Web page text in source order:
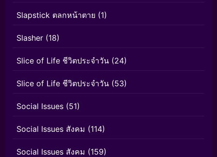
Slapstick ตลกหน้าตาย (1)
Slasher (18)
Slice of Life ชีวิตประจำวัน (24)
Slice of Life ชีวิตประจำวัน (53)
Social Issues (51)
Social Issues สังคม (114)
Social Issues สังคม (159)